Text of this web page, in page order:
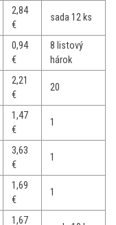
2,84
€
sada 12 ks
0,94
€
8 listový
hárok
2,21
€
20
1,47
€
1
3,63
€
1
1,69
€
1
1,67